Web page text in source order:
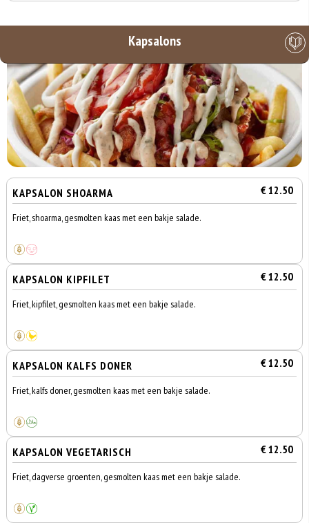
Kapsalons
KAPSALON SHOARMA € 12.50
Friet, shoarma, gesmolten kaas met een bakje salade.
KAPSALON KIPFILET € 12.50
Friet, kipfilet, gesmolten kaas met een bakje salade.
KAPSALON KALFS DONER € 12.50
Friet, kalfs doner, gesmolten kaas met een bakje salade.
KAPSALON VEGETARISCH € 12.50
Friet, dagverse groenten, gesmolten kaas met een bakje salade.